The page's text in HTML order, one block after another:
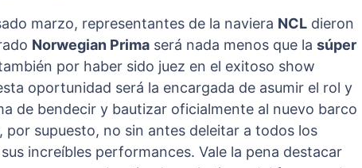
marzo, representantes de la naviera NCL dieron
Norwegian Prima será nada menos que la súper
por haber sido juez en el exitoso show
oportunidad será la encargada de asumir el rol y
de bendecir y bautizar oficialmente al nuevo barco
por supuesto, no sin antes deleitar a todos los
increíbles performances. Vale la pena destacar